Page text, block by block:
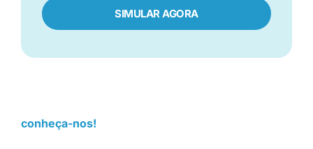
SIMULAR AGORA
conheça-nos!